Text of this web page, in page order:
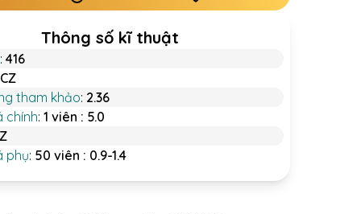
Thông số kĩ thuật
: 416
CZ
tham khảo: 2.36
chính: 1 viên : 5.0
phụ: 50 viên : 0.9-1.4